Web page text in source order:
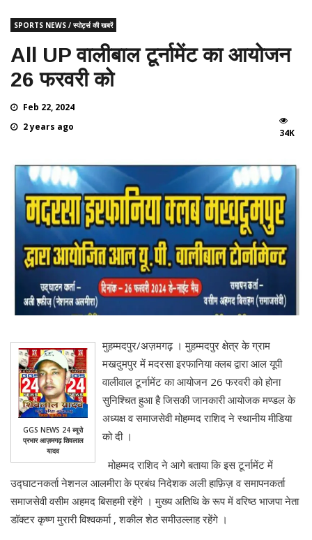
SPORTS NEWS / स्पोर्ट्स की खबरें
All UP वालीबाल टूर्नामेंट का आयोजन
26 फरवरी को
Feb 22, 2024
2 years ago
34K
GGS NEWS 24 ब्यूरो
प्रभार आज़मगढ़ शिवलाल
यादव
मुहम्मदपुर/अज़मगढ़ । मुहम्मदपुर क्षेत्र के ग्राम
मखदुमपुर में मदरसा इरफानिया क्लब द्वारा आल यूपी
वालीवाल टूर्नामेंट का आयोजन 26 फरवरी को होना
सुनिश्चित हुआ है जिसकी जानकारी आयोजक मण्डल के
अध्यक्ष व समाजसेवी मोहम्मद राशिद ने स्थानीय मीडिया
को दी ।
मोहम्मद राशिद ने आगे बताया कि इस टूर्नामेंट में
उद्घाटनकर्ता नेशनल आलमीरा के प्रबंध निदेशक अली हाफ़िज़ व समापनकर्ता
समाजसेवी वसीम अहमद बिसहमी रहेंगे । मुख्य अतिथि के रूप में वरिष्ठ भाजपा नेता
डॉक्टर कृष्ण मुरारी विश्वकर्मा , शकील शेठ समीउल्लाह रहेंगे ।